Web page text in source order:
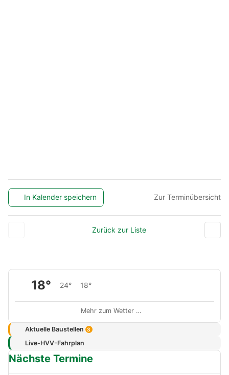
In Kalender speichern Zur Terminübersicht
Zurück zur Liste
18° 24° 18°
Mehr zum Wetter …
Aktuelle Baustellen 3
Live-HVV-Fahrplan
Nächste Termine